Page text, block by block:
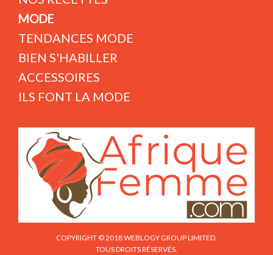
MODE
TENDANCES MODE
BIEN S'HABILLER
ACCESSOIRES
ILS FONT LA MODE
COPYRIGHT © 2018 WEBLOGY GROUP LIMITED.
TOUS DROITS RÉSERVÉS.